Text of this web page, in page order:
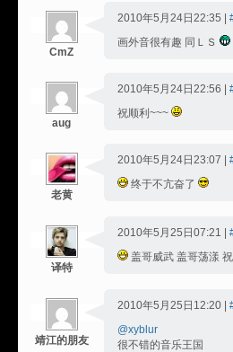
CmZ
2010年5月24日22:35 |
画外音很有趣 同ＬＳ
aug
2010年5月24日22:56 |
祝顺利~~~
老黄
2010年5月24日23:07 |
终于不亢奋了
译特
2010年5月25日07:21 |
盖哥威武 盖哥荡漾
靖江的朋友
2010年5月25日12:20 |
@xyblur
很不错的音乐王国